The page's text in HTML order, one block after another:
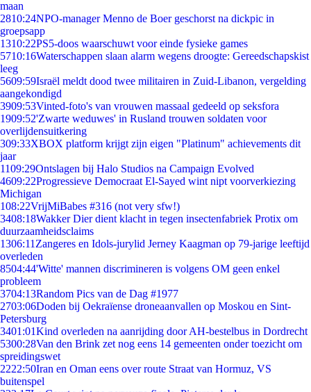
maan
2810:24NPO-manager Menno de Boer geschorst na dickpic in
groepsapp
1310:22PS5-doos waarschuwt voor einde fysieke games
5710:16Waterschappen slaan alarm wegens droogte: Gereedschapskist
leeg
5609:59Israël meldt dood twee militairen in Zuid-Libanon, vergelding
aangekondigd
3909:53Vinted-foto's van vrouwen massaal gedeeld op seksfora
1909:52'Zwarte weduwes' in Rusland trouwen soldaten voor
overlijdensuitkering
309:33XBOX platform krijgt zijn eigen "Platinum" achievements dit
jaar
1109:29Ontslagen bij Halo Studios na Campaign Evolved
4609:22Progressieve Democraat El-Sayed wint nipt voorverkiezing
Michigan
108:22VrijMiBabes #316 (not very sfw!)
3408:18Wakker Dier dient klacht in tegen insectenfabriek Protix om
duurzaamheidsclaims
1306:11 Zangeres en Idols-jurylid Jerney Kaagman op 79-jarige leeftijd
overleden
8504:44'Witte' mannen discrimineren is volgens OM geen enkel
probleem
3704:13Random Pics van de Dag #1977
2703:06Doden bij Oekraïense droneaanvallen op Moskou en Sint-
Petersburg
3401:01Kind overleden na aanrijding door AH-bestelbus in Dordrecht
5300:28Van den Brink zet nog eens 14 gemeenten onder toezicht om
spreidingswet
2222:50Iran en Oman eens over route Straat van Hormuz, VS
buitenspel